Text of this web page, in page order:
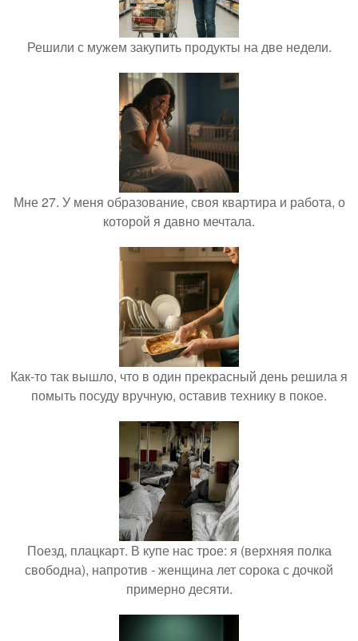
Решили с мужем закупить продукты на две недели.
Мне 27. У меня образование, своя квартира и работа, о
которой я давно мечтала.
Как-то так вышло, что в один прекрасный день решила я
помыть посуду вручную, оставив технику в покое.
Поезд, плацкарт. В купе нас трое: я (верхняя полка
свободна), напротив - женщина лет сорока с дочкой
примерно десяти.